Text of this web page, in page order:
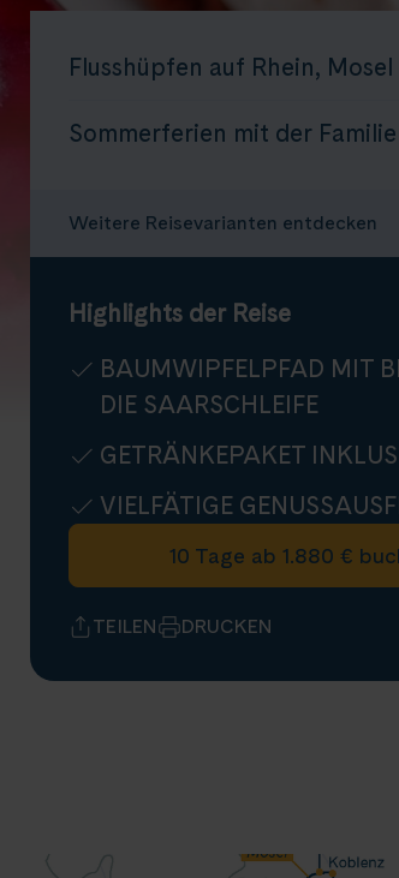
Flusshüpfen auf Rhein,
Sommerferien mit der Familie
Weitere Reisevarianten entdecken
Highlights der Reise
BAUMWIPFELPFAD MIT
DIE SAARSCHLEIFE
GETRÄNKEPAKET
VIELFÄTIGE
10 Tage ab 1.880 €
TEILEN DRUCKEN